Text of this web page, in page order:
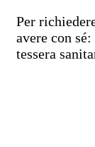
Per
avere con
tessera